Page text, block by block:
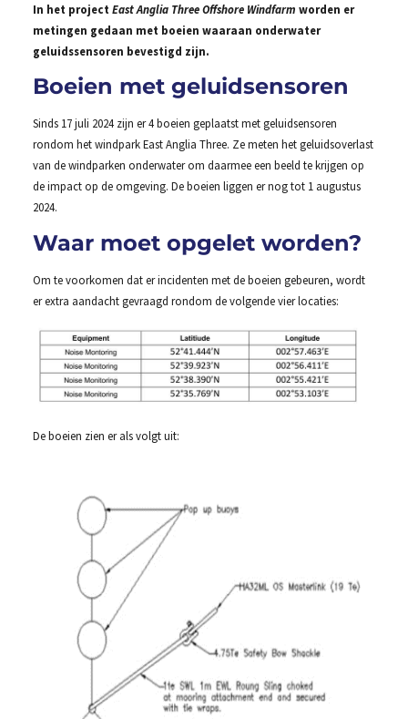
In het project East Anglia Three Offshore Windfarm worden er
metingen gedaan met boeien waaraan onderwater
geluidssensoren bevestigd zijn.
Boeien met geluidsensoren
Sinds 17 juli 2024 zijn er 4 boeien geplaatst met geluidsensoren
rondom het windpark East Anglia Three. Ze meten het geluidsoverlast
van de windparken onderwater om daarmee een beeld te krijgen op
de impact op de omgeving. De boeien liggen er nog tot 1 augustus
2024.
Waar moet opgelet worden?
Om te voorkomen dat er incidenten met de boeien gebeuren, wordt
er extra aandacht gevraagd rondom de volgende vier locaties:
De boeien zien er als volgt uit: